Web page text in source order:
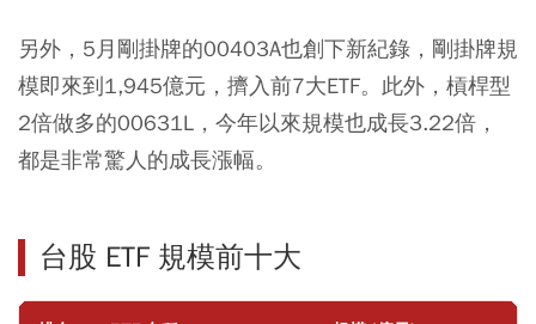
另外，5月剛掛牌的00403A也創下新紀錄，剛掛牌規
模即來到1,945億元，擠入前7大ETF。此外，槓桿型
2倍做多的00631L ，今年以來規模也成長3.22倍，
都是非常驚人的成長漲幅。
台股 ETF 規模前十大